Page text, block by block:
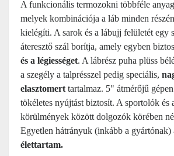
A funkcionális termozokni többféle
melyek kombinációja a láb minden
kielégíti. A sarok és a lábujj felületét egy
áteresztő szál borítja, amely egyben
és a légiességet. A lábrész puha plüss
a szegély a talprésszel pedig speciális,
elasztomert tartalmaz. 5" átmérőjű
tökéletes nyújtást biztosít. A sportolók és
körülmények között dolgozók körében
Egyetlen hátrányuk (inkább a gyártónak)
élettartam.